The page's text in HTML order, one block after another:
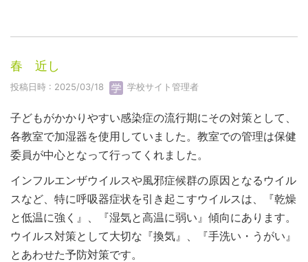
春 近し
投稿日時 : 2025/03/18 学校サイト管理者
子どもがかかりやすい感染症の流行期にその対策として、
各教室で加湿器を使用していました。教室での管理は保健
委員が中心となって行ってくれました。
インフルエンザウイルスや風邪症候群の原因となるウイル
スなど、特に呼吸器症状を引き起こすウイルスは、『乾燥
と低温に強く』、『湿気と高温に弱い』傾向にあります。
ウイルス対策として大切な『換気』、『手洗い・うがい』
とあわせた予防対策です。